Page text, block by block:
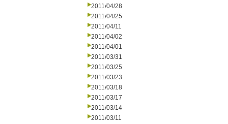
2011/04/28
2011/04/25
2011/04/11
2011/04/02
2011/04/01
2011/03/31
2011/03/25
2011/03/23
2011/03/18
2011/03/17
2011/03/14
2011/03/11